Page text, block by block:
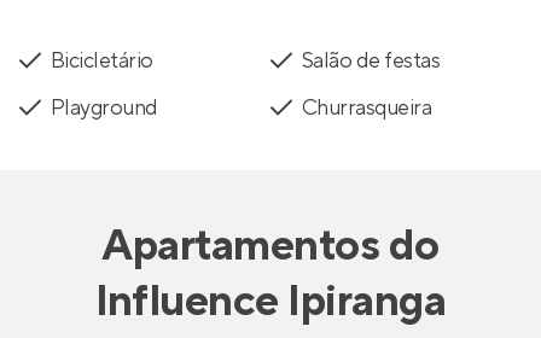
Bicicletário
Salão de festas
Playground
Churrasqueira
Apartamentosdo
Influence Ipiranga